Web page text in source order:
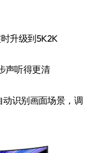
时升级到5K2K
声听得更清